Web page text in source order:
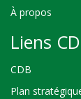
À propos
Liens
CDB
Plan